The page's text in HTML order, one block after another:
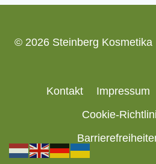
© 2026 Steinberg Kosmetika
Kontakt Impressum
Cookie-